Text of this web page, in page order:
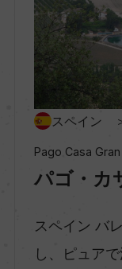
村名
スティルワイン
味わい
品種（原材料）
スペイン
Pago Casa Gran
パゴ・カ
スペイン バ
し、ピュア